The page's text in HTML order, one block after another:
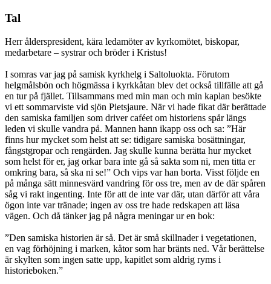
Tal
Herr ålderspresident, kära ledamöter av kyrkomötet, biskopar,
medarbetare – systrar och bröder i Kristus!
I somras var jag på samisk kyrkhelg i Saltoluokta. Förutom
helgmålsbön och högmässa i kyrkkåtan blev det också tillfälle att gå
en tur på fjället. Tillsammans med min man och min kaplan besökte
vi ett sommarviste vid sjön Pietsjaure. När vi hade fikat där berättade
den samiska familjen som driver caféet om historiens spår längs
leden vi skulle vandra på. Mannen hann ikapp oss och sa: ”Här
finns hur mycket som helst att se: tidigare samiska bosättningar,
fångstgropar och rengärden. Jag skulle kunna berätta hur mycket
som helst för er, jag orkar bara inte gå så sakta som ni, men titta er
omkring bara, så ska ni se!” Och vips var han borta. Visst följde en
på många sätt minnesvärd vandring för oss tre, men av de där spåren
såg vi rakt ingenting. Inte för att de inte var där, utan därför att våra
ögon inte var tränade; ingen av oss tre hade redskapen att läsa
vägen. Och då tänker jag på några meningar ur en bok:
”Den samiska historien är så. Det är små skillnader i vegetationen,
en vag förhöjning i marken, kåtor som har bränts ned. Vår berättelse
är skylten som ingen satte upp, kapitlet som aldrig ryms i
historieboken.”